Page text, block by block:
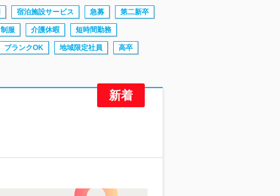
宿泊施設サービス 急募 第二新卒
制服 介護休暇 短時間勤務
ブランクOK 地域限定社員 高卒